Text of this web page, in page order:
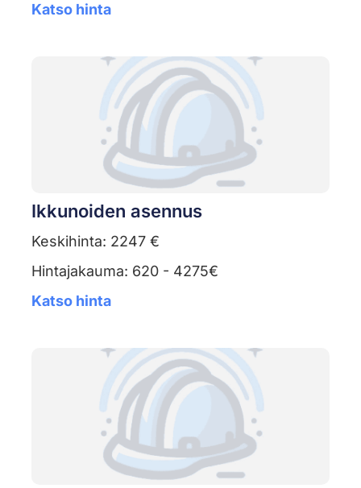
Katso hinta
Ikkunoiden asennus
Keskihinta: 2247 €
Hintajakauma: 620 - 4275€
Katso hinta